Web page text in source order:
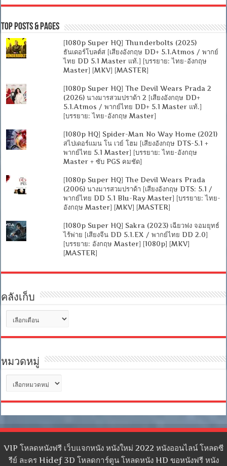
Top Posts & Pages
[1080p Super HQ] Thunderbolts (2025)
ธันเดอร์โบลต์ส [เสียงอังกฤษ DD+ 5.1.Atmos / พากย์
ไทย DD 5.1 Master แท้.] [บรรยาย: ไทย-อังกฤษ
Master] [MKV] [MASTER]
[1080p Super HQ] The Devil Wears Prada 2
(2026) นางมารสวมปราด้า 2 [เสียงอังกฤษ DD+
5.1.Atmos / พากย์ไทย DD+ 5.1 Master แท้.]
[บรรยาย: ไทย-อังกฤษ Master]
[1080p HQ] Spider-Man No Way Home (2021)
สไปเดอร์แมน โน เวย์ โฮม [เสียงอังกฤษ DTS-5.1 +
พากย์ไทย 5.1 Master] [บรรยาย: ไทย-อังกฤษ
Master + ซับ PGS คมชัด]
[1080p Super HQ] The Devil Wears Prada
(2006) นางมารสวมปราด้า [เสียงอังกฤษ DTS: 5.1 /
พากย์ไทย DD 5.1 Blu-Ray Master] [บรรยาย: ไทย-
อังกฤษ Master] [MKV] [MASTER]
[1080p Super HQ] Sakra (2023) เฉียวฟง จอมยุทธ์
ไร้พ่าย [เสียงจีน DD 5.1.EX / พากย์ไทย DD 2.0]
[บรรยาย: อังกฤษ Master] [1080p] [MKV]
[MASTER]
คลังเก็บ
คลัง
เก็บ
หมวดหมู่
หมวด
หมู่
VIP โหลดหนังฟรี เว็บแจกหนัง หนังใหม่ 2022 หนังออนไลน์ โหลดซี
รีย์ ละคร Hidef 3D โหลดการ์ตูน โหลดหนัง HD ขอหนังฟรี หนัง